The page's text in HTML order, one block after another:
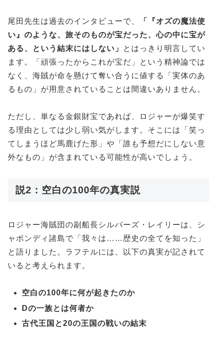
尾田先生は過去のインタビューで、
「『オズの魔法使
い』のような、旅そのものが宝だった、心の中に宝が
ある、という結末にはしない」
とはっきり明言してい
ます。「頑張ったからこれが宝だ」という精神論では
なく、海賊が命を懸けて奪い合うに値する「実体のあ
るもの」が用意されていることは間違いありません。
ただし、単なる金銀財宝であれば、ロジャーが爆笑す
る理由としては少し弱い気がします。そこには「笑っ
てしまうほど馬鹿げた形」や「誰も予想だにしない意
外なもの」が含まれている可能性が高いでしょう。
説2：空白の100年の真実説
ロジャー海賊団の副船長シルバーズ・レイリーは、シ
ャボンディ諸島で「我々は……歴史の全てを知った」
と語りました。ラフテルには、以下の真実が記されて
いると考えられます。
空白の100年に何が起きたのか
Dの一族とは何者か
古代王国と20の王国の戦いの結末